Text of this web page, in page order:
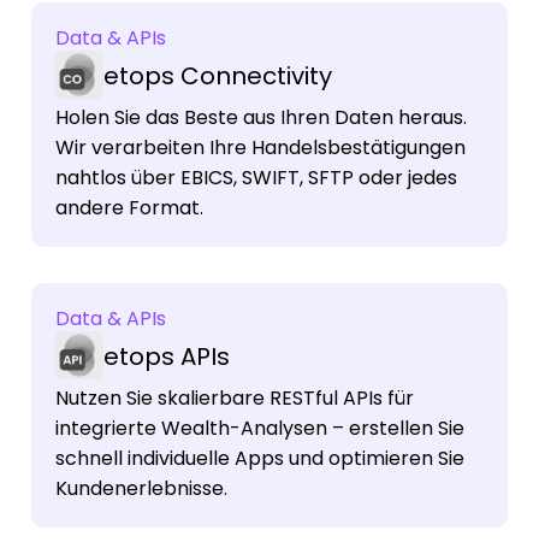
Data & APIs
etops Connectivity
Holen Sie das Beste aus Ihren Daten heraus.
Wir verarbeiten Ihre Handelsbestätigungen
nahtlos über EBICS, SWIFT, SFTP oder jedes
andere Format.
Data & APIs
etops APIs
Nutzen Sie skalierbare RESTful APIs für
integrierte Wealth-Analysen – erstellen Sie
schnell individuelle Apps und optimieren Sie
Kundenerlebnisse.